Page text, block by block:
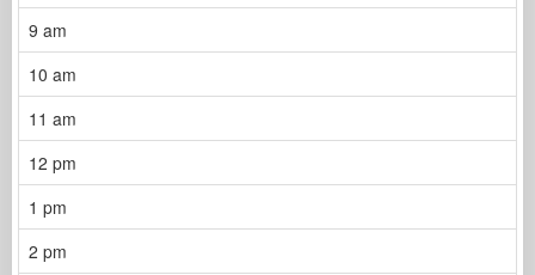
9 am
10 am
11 am
12 pm
1 pm
2 pm